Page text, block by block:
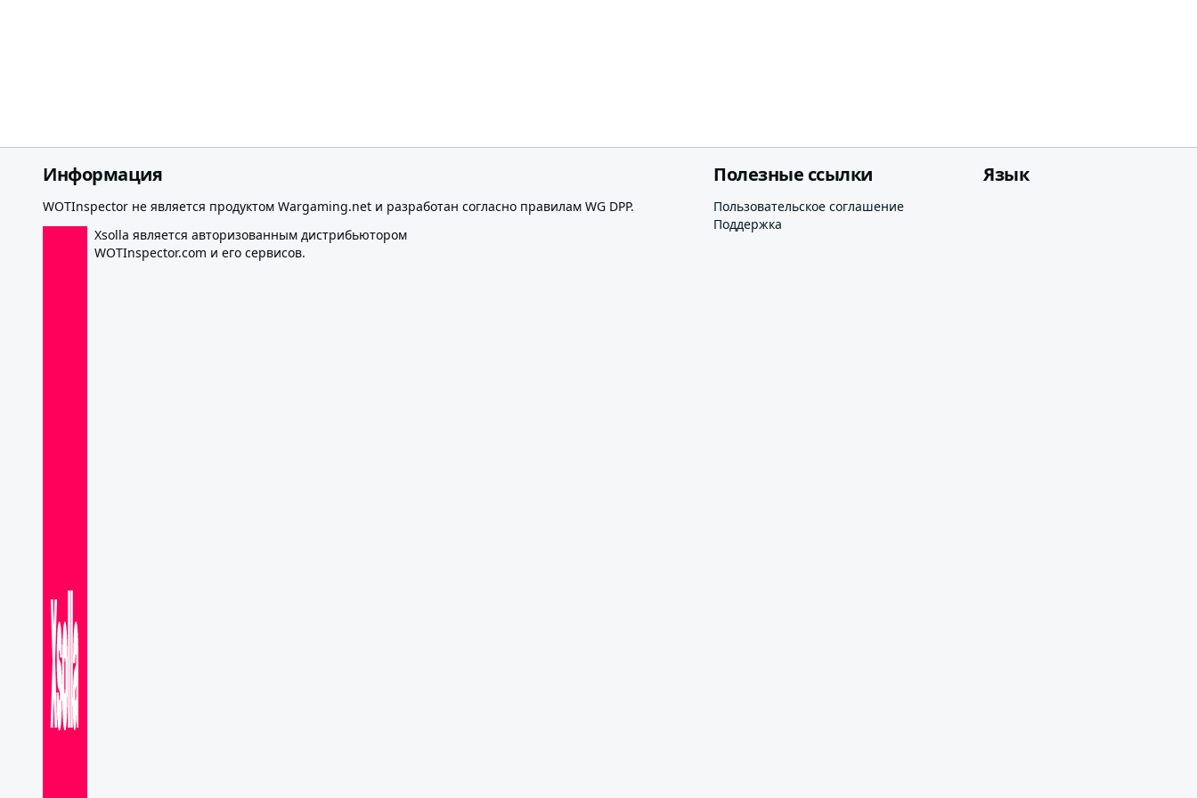
Информация
WOTInspector не является продуктом Wargaming.net и разработан согласно правилам WG DPP.
Xsolla является авторизованным дистрибьютором
WOTInspector.com и его сервисов.
Полезные ссылки
Пользовательское соглашение
Поддержка
Язык